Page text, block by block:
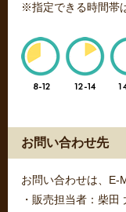
※指定できる時間帯
お問い合わせ先
お問い合わせは、E-
・販売担当者：柴田